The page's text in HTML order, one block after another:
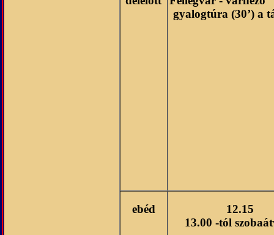
gyalogtúra (30’) a
ebéd
12.15
13.00 -tól